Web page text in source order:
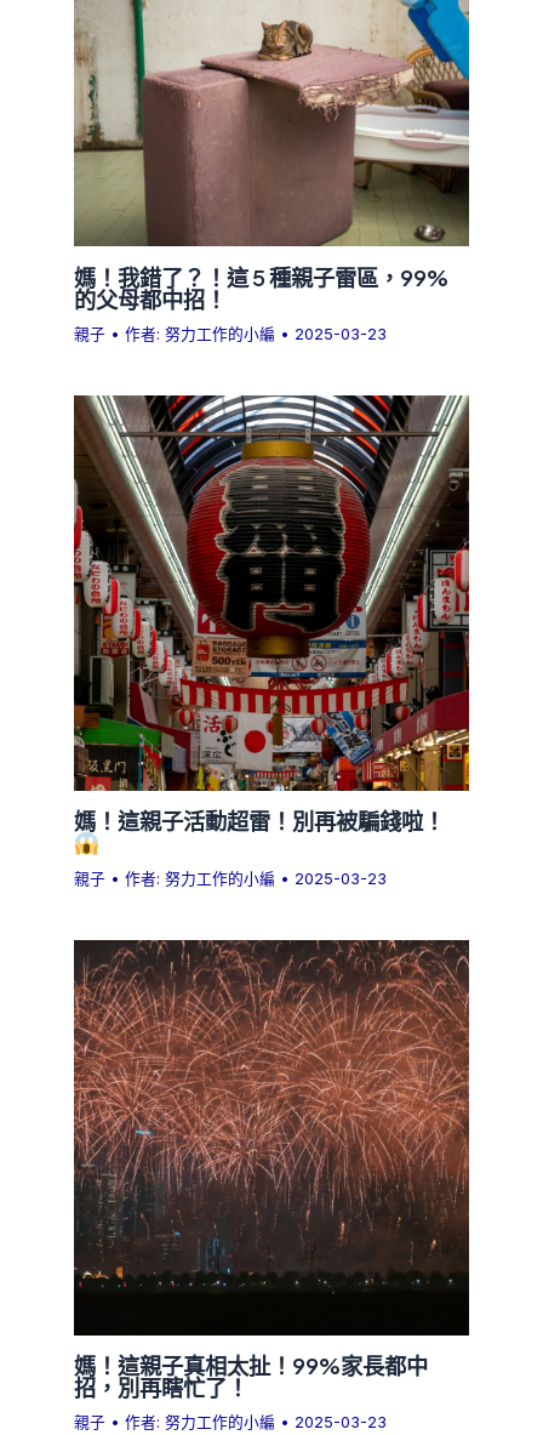
媽！我錯了？！這 5 種親子雷區，99%
的父母都中招！
親子 • 作者:努力工作的小編 • 2025-03-23
媽！這親子活動超雷！別再被騙錢啦！
親子 • 作者:努力工作的小編 • 2025-03-23
媽！這親子真相太扯！99%家長都中
招，別再瞎忙了！
親子 • 作者:努力工作的小編 • 2025-03-23